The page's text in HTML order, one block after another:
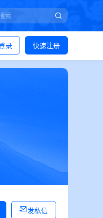
录 快速注册
发私信